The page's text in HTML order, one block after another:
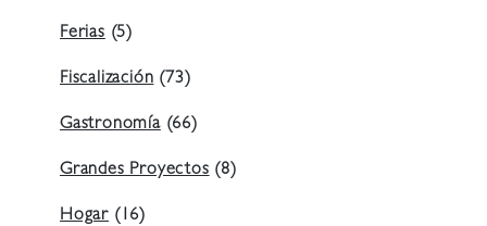
Ferias (5)
Fiscalización (73)
Gastronomía(66)
Grandes Proyectos (8)
Hogar (16)